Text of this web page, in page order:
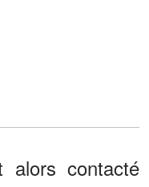
alors contacté